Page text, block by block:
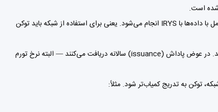
هرگونه آپلود داده (موقت یا دائم)، اجرای قرارداد هوشمند، عملیات در IrysVM و تعامل با داده‌ها با IRYS انجام می‌شود. یعنی برای استفاده از شبکه باید توکن
نودهایی که می‌خواهند به عنوان validate عمل کنند باید IRYS استیک کنند. در عوض پاداش (issuance) سالانه دریافت می‌کنند — البته نرخ تورم